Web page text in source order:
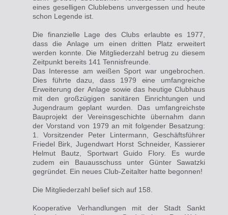
eines geselligen Clublebens unvergessen und heute
schon Legende ist.
Die finanzielle Lage des Clubs erlaubte es 1977,
dass die Anlage um einen dritten Platz erweitert
werden konnte. Die Mitgliederzahl betrug zu diesem
Zeitpunkt bereits 141 Tennisfreunde.
Das Interesse am weißen Sport war ungebrochen.
Dies führtedazu, dass 1979 eine umfangreiche
Erweiterung derAnlage sowie das heutige Clubhaus
mit den großzügigen sanitären Einrichtungen
und
Jugendraum geplant wurden. Das umfangreichste
Bauprojekt der Vereinsgeschichte übernahm dann
der Vorstand von 1979 an mit folgender Besatzung:
1. Vorsitzender Peter Lintermann, Geschäftsführer
Friedel Birk, Jugendwart Horst Schneider, Kassierer
Helmut Bautz, Sportwart Guido Flory. Es wurde
zudem ein Bauausschuss unter Günter Sawatzki
gegründet. Ein neues Club-Zeitalter hatte begonnen!
Die Mitgliederzahl belief sich auf 158.
Kooperative Verhandlungen mit der Stadt Sankt